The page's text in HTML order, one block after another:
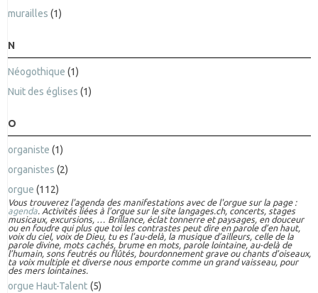
murailles (1)
N
Néogothique (1)
Nuit des églises (1)
O
organiste (1)
organistes (2)
orgue (112)
Vous trouverez l'agenda des manifestations avec de l'orgue sur la page :
agenda. Activités liées à l’orgue sur le site langages.ch, concerts, stages
musicaux, excursions, … Brillance, éclat tonnerre et paysages, en douceur
ou en foudre qui plus que toi les contrastes peut dire en parole d’en haut,
voix du ciel, voix de Dieu, tu es l’au-delà, la musique d’ailleurs, celle de la
parole divine, mots cachés, brume en mots, parole lointaine, au-delà de
l’humain, sons feutrés ou flûtés, bourdonnement grave ou chants d’oiseaux,
ta voix multiple et diverse nous emporte comme un grand vaisseau, pour
des mers lointaines.
orgue Haut-Talent (5)